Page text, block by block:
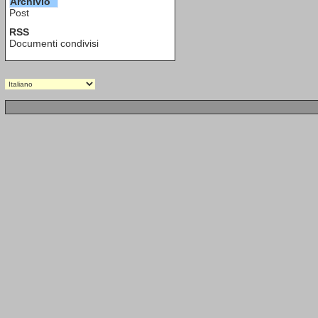
Post
RSS
Documenti condivisi